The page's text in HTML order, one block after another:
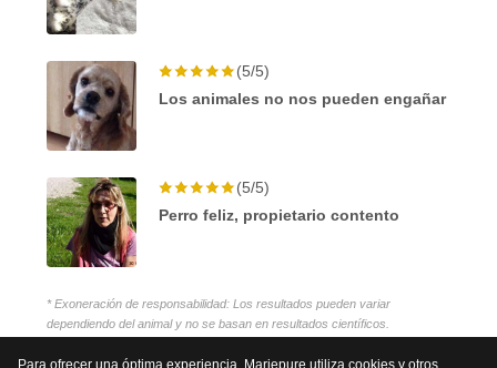
(5/5)
Los animales no nos pueden engañar
(5/5)
Perro feliz, propietario contento
* Exoneración de responsabilidad: Los resultados pueden variar
dependiendo del animal y no se basan en resultados científicos.
Para ofrecer una óptima experiencia, Mariepure utiliza cookies y otros